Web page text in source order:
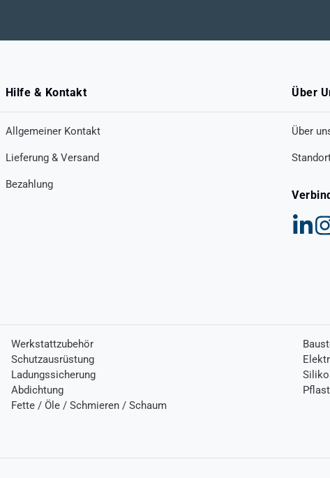
Hilfe & Kontakt
Allgemeiner Kontakt
Lieferung & Versand
Bezahlung
Werkstattzubehör
Schutzausrüstung
Ladungssicherung
Abdichtung
Fette / Öle / Schmieren / Schaum
Über
Über